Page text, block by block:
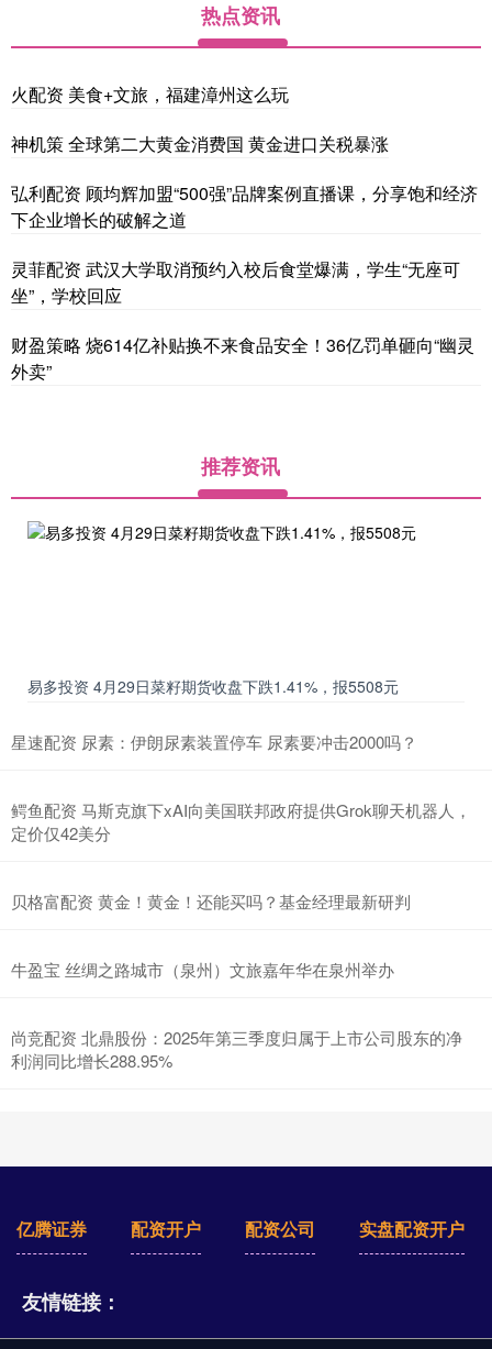
热点资讯
火配资 美食+文旅，福建漳州这么玩
神机策 全球第二大黄金消费国 黄金进口关税暴涨
弘利配资 顾均辉加盟“500强”品牌案例直播课，分享饱和经济
下企业增长的破解之道
灵菲配资 武汉大学取消预约入校后食堂爆满，学生“无座可
坐”，学校回应
财盈策略 烧614亿补贴换不来食品安全！36亿罚单砸向“幽灵
外卖”
推荐资讯
易多投资 4月29日菜籽期货收盘下跌1.41%，报5508元
星速配资 尿素：伊朗尿素装置停车 尿素要冲击2000吗？
鳄鱼配资 马斯克旗下xAI向美国联邦政府提供Grok聊天机器人，
定价仅42美分
贝格富配资 黄金！黄金！还能买吗？基金经理最新研判
牛盈宝 丝绸之路城市（泉州）文旅嘉年华在泉州举办
尚竞配资 北鼎股份：2025年第三季度归属于上市公司股东的净
利润同比增长288.95%
亿腾证券 配资开户 配资公司 实盘配资开户
友情链接：